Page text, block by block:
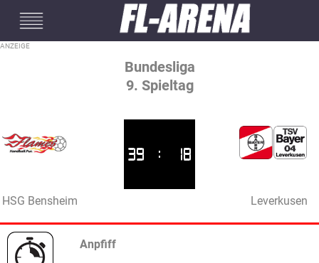
Bundesliga
9. Spieltag
HSG Bensheim
39 : 18
Leverkusen
Anpfiff